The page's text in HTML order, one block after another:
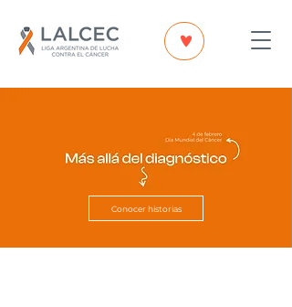
Conocer historias